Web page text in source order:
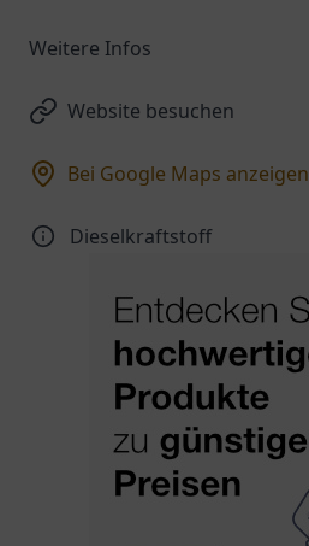
Weitere Infos
Website besuchen
Bei Google Maps anzeigen
Dieselkraftstoff